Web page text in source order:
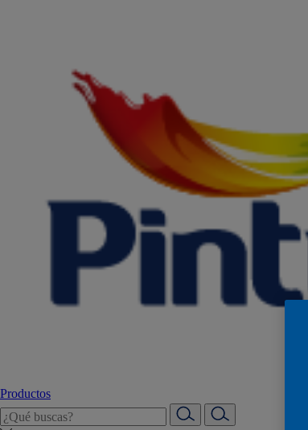
Productos